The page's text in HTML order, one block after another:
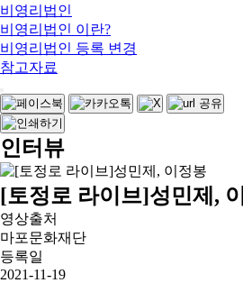
비영리법인
비영리법인 이란?
비영리법인 등록 변경
참고자료
인터뷰
[토정로 라이브]성민제,
영상출처
마포문화재단
등록일
2021-11-19